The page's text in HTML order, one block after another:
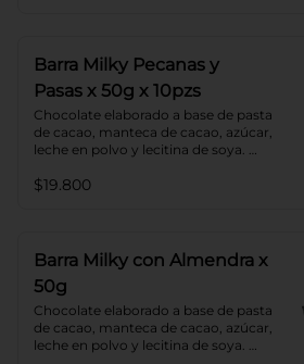
Barra Milky Pecanas y
Pasas x 50g x 10pzs
Chocolate elaborado a base de pasta
de cacao, manteca de cacao, azúcar,
leche en polvo y lecitina de soya.
Porcentaje de Cacao: 40%
$19.800
Barra Milky con Almendra x
50g
Chocolate elaborado a base de pasta
de cacao, manteca de cacao, azúcar,
leche en polvo y lecitina de soya.